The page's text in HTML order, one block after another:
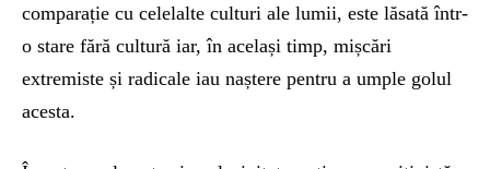
comparație cu celelalte culturi ale lumii, este lăsată într-
o stare fără cultură iar, în același timp, mișcări
extremiste și radicale iau naștere pentru a umple golul
acesta.